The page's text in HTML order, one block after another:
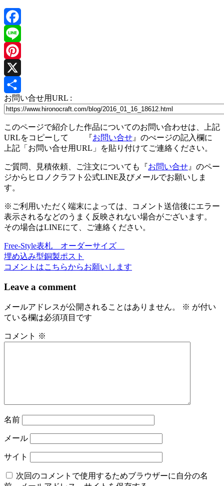
Facebook
Line
Pinterest
X
共
お問い合せ用URL :
このページで紹介した作品についてのお問い合わせは、上記
URLをコピーして 『お問い合せ 』のぺージの記入欄に
上記「お問い合せ用URL」を貼り付けてご連絡ください。
ご質問、見積依頼、ご注文についても『お問い合せ 』のペー
ジからヒロノクラフト公式LINE及びメールでお願いしま
す。
※ご利用いただく端末によっては、コメント送信後にエラー
表示されるなどのうまく反映されない場合がございます。
その場合はLINEにて、ご連絡ください。
投
稿
ナ
ゲ
シ
Free-Style表札 オーダーサイズ
埋め込み型銅製ポスト
コメントはこちらからお願いします
Leave a comment
メールアドレスが公開されることはありません。 ※ が付い
ている欄は必須項目です
コメント ※
名前
メール
サイト
次回のコメントで使用するためブラウザーに自分の名